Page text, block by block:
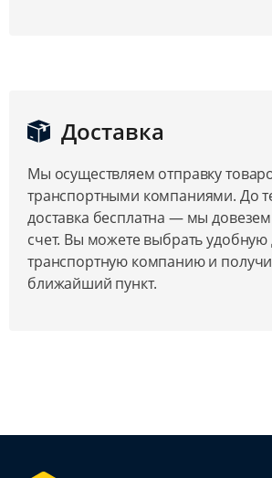
Доставка
Мы осуществляем отправку
транспортными компаниями. До
доставка бесплатна — мы
счет. Вы можете выбрать удобную
транспортную компанию и
ближайший пункт.